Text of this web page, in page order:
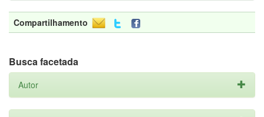
Compartilhamento
Busca facetada
Autor